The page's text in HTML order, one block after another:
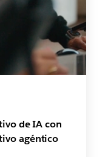
de IA con
agéntico